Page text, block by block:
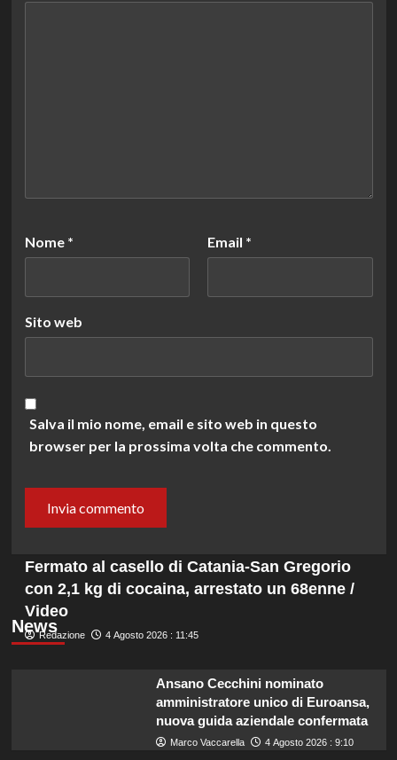
Nome * Email *
Sito web
Salva il mio nome, email e sito web in questo
browser per la prossima volta che commento.
News
Fermato al casello di Catania-San Gregorio
con 2,1 kg di cocaina, arrestato un 68enne /
Video
Redazione 4 Agosto 2026 : 11:45
Ansano Cecchini nominato
amministratore unico di Euroansa,
nuova guida aziendale confermata
Marco Vaccarella 4 Agosto 2026 : 9:10